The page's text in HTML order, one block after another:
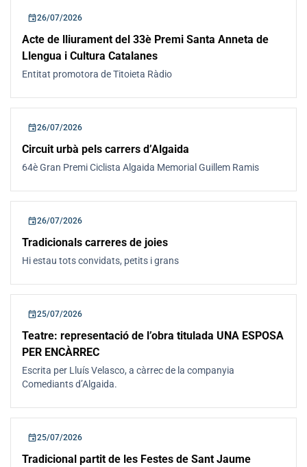
event26/07/2026
Acte de lliurament del 33è Premi Santa Anneta de
Llengua i Cultura Catalanes
Entitat promotora de Titoieta Ràdio
event26/07/2026
Circuit urbà pels carrers d’Algaida
64è Gran Premi Ciclista Algaida Memorial Guillem Ramis
event26/07/2026
Tradicionals carreres de joies
Hi estau tots convidats, petits i grans
event25/07/2026
Teatre: representació de l’obra titulada UNA ESPOSA
PER ENCÀRREC
Escrita per Lluís Velasco, a càrrec de la companyia
Comediants d’Algaida.
event25/07/2026
Tradicional partit de les Festes de Sant Jaume